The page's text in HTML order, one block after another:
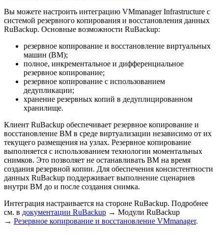
Вы можете настроить интеграцию VMmanager Infrastructure с
системой резервного копирования и восстановления данных
RuBackup. Основные возможности RuBackup:
резервное копирование и восстановление виртуальных
машин (ВМ);
полное, инкрементальное и дифференциальное
резервное копирование;
резервное копирование с использованием
дедупликации;
хранение резервных копий в дедуплицированном
хранилище.
Клиент RuBackup обеспечивает резервное копирование и
восстановление ВМ в среде виртуализации независимо от их
текущего размещения на узлах. Резервное копирование
выполняется с использованием технологии моментальных
снимков. Это позволяет не останавливать ВМ на время
создания резервной копии. Для обеспечения консистентности
данных RuBackup поддерживает выполнение сценариев
внутри ВМ до и после создания снимка.
Интеграция настраивается на стороне RuBackup. Подробнее
см. в документации RuBackup → Модули RuBackup
→ Резервное копирование и восстановление VMmanager.